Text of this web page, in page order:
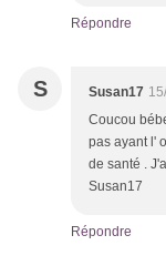
Répondre
S Susan17
Coucou
pas ayant l'
de santé .
Susan17
Répondre